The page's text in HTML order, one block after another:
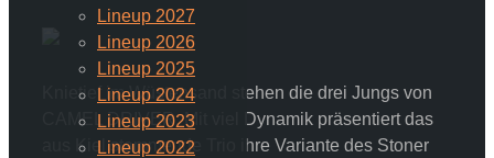
Lineup 2027
Lineup 2026
Lineup 2025
Lineup 2024
Lineup 2023
Lineup 2022
Knietief im Wüstensand stehen die drei Jungs von
CAMEL DRIVER. Mit viel Dynamik präsentiert das
aus Kiel stammende Trio ihre Variante des Stoner